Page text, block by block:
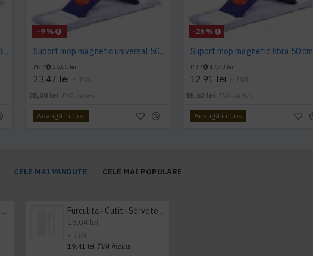
Suport mop magnetic universal 40 cm
-9 %
Suport mop magnetic universal 50 cm
PRP 25,81 lei
23,47 lei + TVA
28,40 lei TVA inclus
Adaugă în Coş
-26 %
Suport mop magnetic fibra 50 cm
PRP 17,43 lei
12,91 lei + TVA
15,62 lei TVA inclus
Adaugă în Coş
CELE MAI VANDUTE CELE MAI POPULARE
Prosop derulare centrala 1 pliu, 300 m Tork Furculita+Cutit+Servetel 100buc/set
16,04 lei
+ TVA
19,41 lei TVA inclus